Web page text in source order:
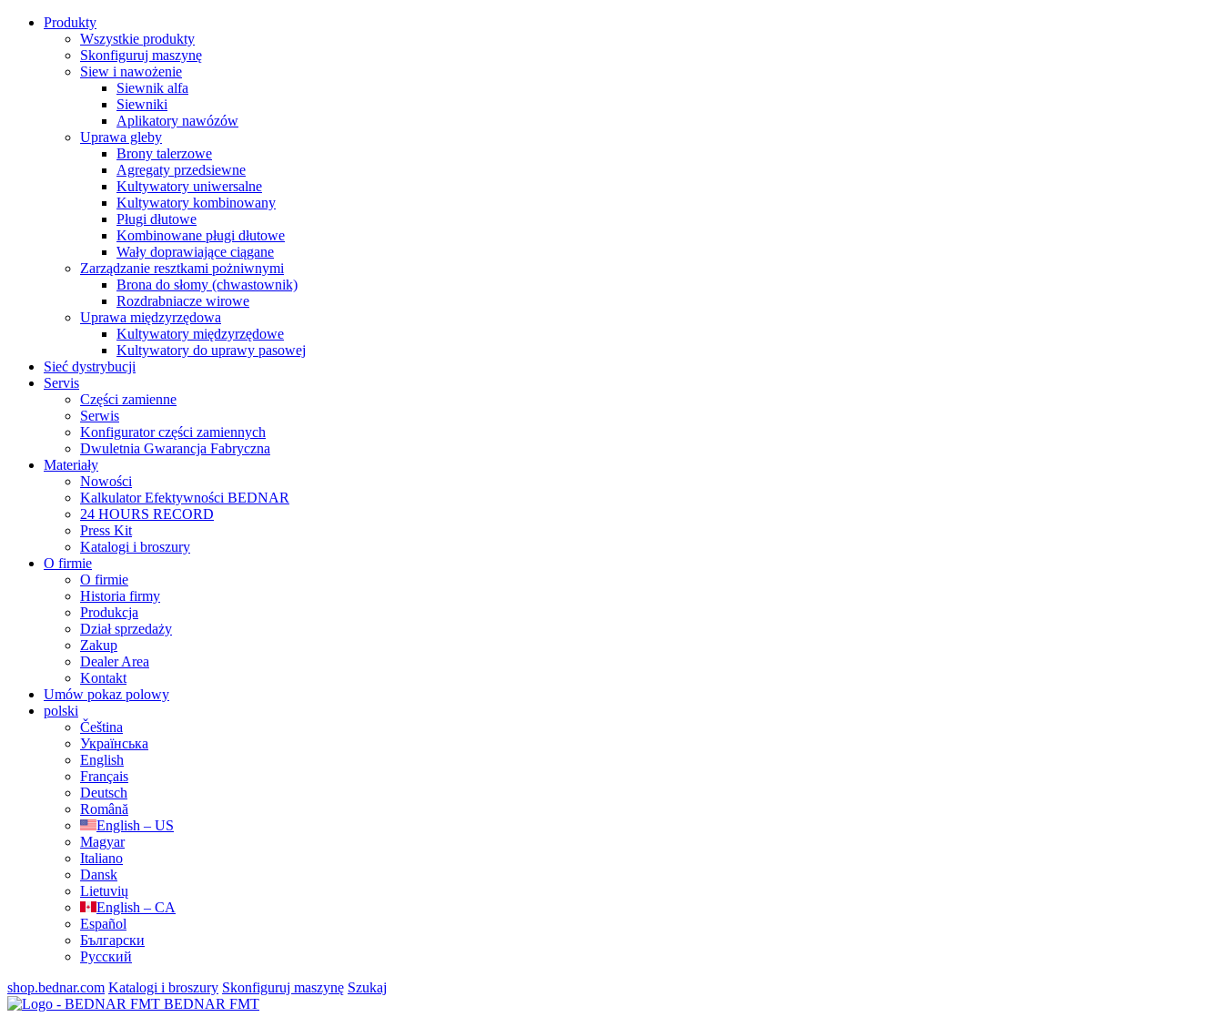
Produkty
Wszystkie produkty
Skonfiguruj maszynę
Siew i nawożenie
Siewnik alfa
Siewniki
Aplikatory nawózów
Uprawa gleby
Brony talerzowe
Agregaty przedsiewne
Kultywatory uniwersalne
Kultywatory kombinowany
Pługi dłutowe
Kombinowane pługi dłutowe
Wały doprawiające ciągane
Zarządzanie resztkami pożniwnymi
Brona do słomy (chwastownik)
Rozdrabniacze wirowe
Uprawa międzyrzędowa
Kultywatory międzyrzędowe
Kultywatory do uprawy pasowej
Sieć dystrybucji
Servis
Części zamienne
Serwis
Konfigurator części zamiennych
Dwuletnia Gwarancja Fabryczna
Materiały
Nowości
Kalkulator Efektywności BEDNAR
24 HOURS RECORD
Press Kit
Katalogi i broszury
O firmie
O firmie
Historia firmy
Produkcja
Dział sprzedaży
Zakup
Dealer Area
Kontakt
Umów pokaz polowy
polski
Čeština
Українська
English
Français
Deutsch
Română
English – US
Magyar
Italiano
Dansk
Lietuvių
English – CA
Español
Български
Русский
shop.bednar.com Katalogi i broszury Skonfiguruj maszynę Szukaj
BEDNAR FMT